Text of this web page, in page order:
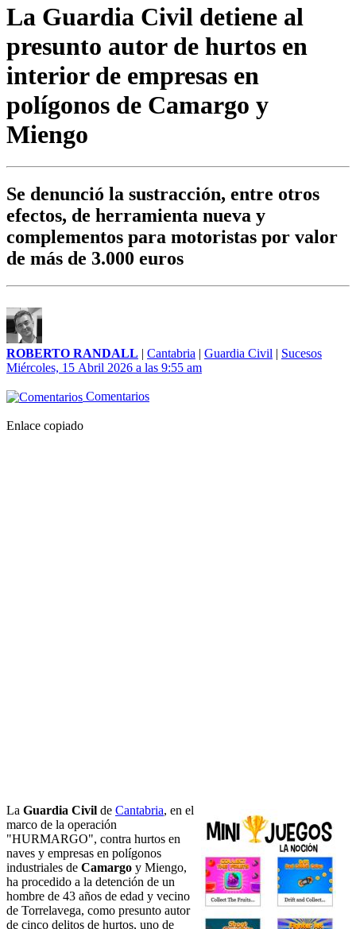
La Guardia Civil detiene al
presunto autor de hurtos en
interior de empresas en
polígonos de Camargo y
Miengo
Se denunció la sustracción, entre otros
efectos, de herramienta nueva y
complementos para motoristas por valor
de más de 3.000 euros
ROBERTO RANDALL | Cantabria | Guardia Civil | Sucesos
Miércoles, 15 Abril 2026 a las 9:55 am
Comentarios
Enlace copiado
La Guardia Civil de Cantabria, en el
marco de la operación
"HURMARGO", contra hurtos en
naves y empresas en polígonos
industriales de Camargo y Miengo,
ha procedido a la detención de un
hombre de 43 años de edad y vecino
de Torrelavega, como presunto autor
de cinco delitos de hurtos, uno de